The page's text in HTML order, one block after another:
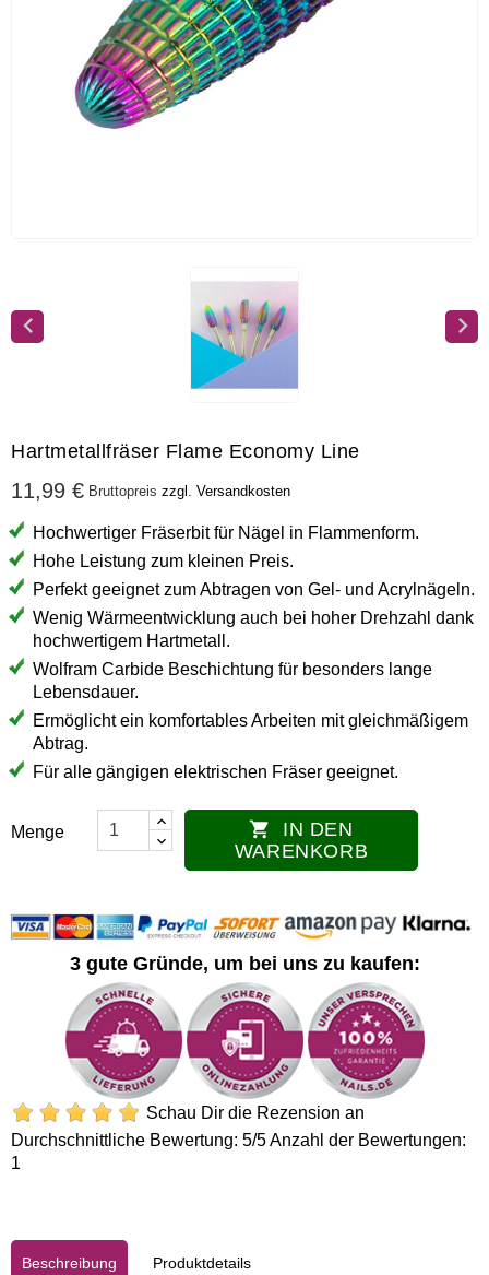
Hartmetallfräser Flame Economy Line
11,99 € Bruttopreis zzgl. Versandkosten
Hochwertiger Fräserbit für Nägel in Flammenform.
Hohe Leistung zum kleinen Preis.
Perfekt geeignet zum Abtragen von Gel- und Acrylnägeln.
Wenig Wärmeentwicklung auch bei hoher Drehzahl dank
hochwertigem Hartmetall.
Wolfram Carbide Beschichtung für besonders lange
Lebensdauer.
Ermöglicht ein komfortables Arbeiten mit gleichmäßigem
Abtrag.
Für alle gängigen elektrischen Fräser geeignet.
Menge 
WARENKORB
3 gute Gründe, um bei uns zu kaufen:
Schau Dir die Rezension an
Durchschnittliche Bewertung: 5/5 Anzahl der Bewertungen:
1
Beschreibung Produktdetails